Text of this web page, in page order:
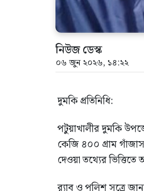
নিউজ ডেস্ক
০৬ জুন ২০২৬, ১৪:২২
দুমকি প্রতিনিধি:
পটুয়াখালীর দুমকি
কেজি ৪০০ গ্রাম
দেওয়া তথ্যের